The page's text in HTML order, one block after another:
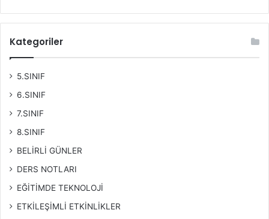
Kategoriler
5.SINIF
6.SINIF
7.SINIF
8.SINIF
BELİRLİ GÜNLER
DERS NOTLARI
EĞİTİMDE TEKNOLOJİ
ETKİLEŞİMLİ ETKİNLİKLER